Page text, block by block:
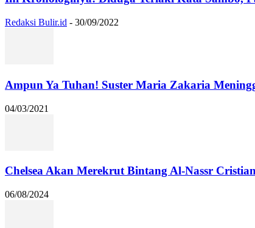
Redaksi Bulir.id - 30/09/2022
Ampun Ya Tuhan! Suster Maria Zakaria
04/03/2021
Chelsea Akan Merekrut Bintang Al-Nassr
06/08/2024